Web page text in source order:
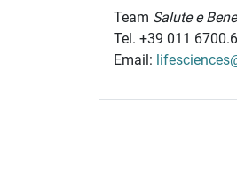
Team Salute e
Tel. +39 011
Email: